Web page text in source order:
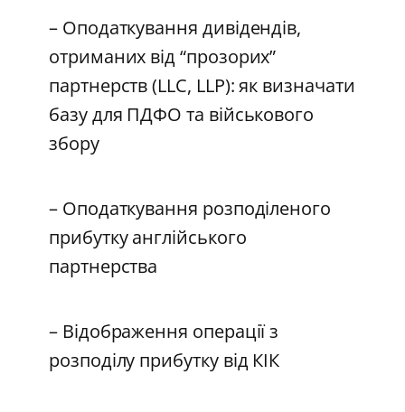
– Оподаткування дивідендів,
отриманих від “прозорих”
партнерств (LLC, LLP): як визначати
базу для ПДФО та військового
збору
– Оподаткування розподіленого
прибутку англійського
партнерства
– Відображення операції з
розподілу прибутку від КІК